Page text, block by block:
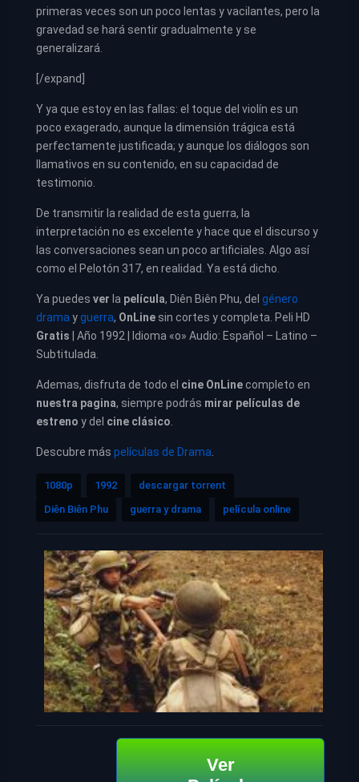
primeras veces son un poco lentas y vacilantes, pero la
gravedad se hará sentir gradualmente y se
generalizará.
[/expand]
Y ya que estoy en las fallas: el toque del violín es un
poco exagerado, aunque la dimensión trágica está
perfectamente justificada; y aunque los diálogos son
llamativos en su contenido, en su capacidad de
testimonio.
De transmitir la realidad de esta guerra, la
interpretación no es excelente y hace que el discurso y
las conversaciones sean un poco artificiales. Algo así
como el Pelotón 317, en realidad. Ya está dicho.
Ya puedes ver la película, Diên Biên Phu, del género
drama yguerra, OnLine sin cortes y completa. Peli HD
Gratis | Año 1992 | Idioma «o» Audio: Español – Latino –
Subtitulada.
Ademas, disfruta de todo el cine OnLinecompleto en
nuestra pagina, siempre podrás mirar películas de
estreno y del cine clásico
Descubre más películas de Drama
1080p 1992
descargar torrent
Diên Biên Phu
guerra y drama película online
Ver